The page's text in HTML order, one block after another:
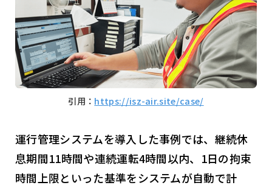
引用： https://isz-air.site/case/
運行管理システムを導入した事例では、継続休
息期間11時間や連続運転4時間以内、1日の拘束
時間上限といった基準をシステムが自動で計